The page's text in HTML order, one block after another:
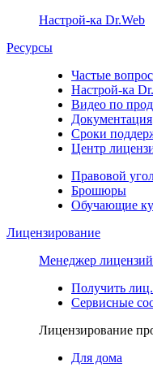
Настрой-ка Dr.Web
Ресурсы
Частые
Настрой-ка
Видео по
Документация
Сроки
Центр
Правовой
Брошюры
Обучающие
Лицензирование
Менеджер лицензий
Получить
Сервисные
Лицензирование
Для дома